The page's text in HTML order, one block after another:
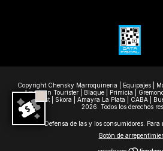
Copyright Chensky Marroquineria | Equipajes |
American Tourister | Blaque | Primicia |
Wanderlast | Skora | Amayra La Plata | CABA |
2026. Todos los derechos
Defensa de las y los consumidores. Para
Botón de